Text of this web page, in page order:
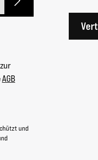
zur
AGB
und